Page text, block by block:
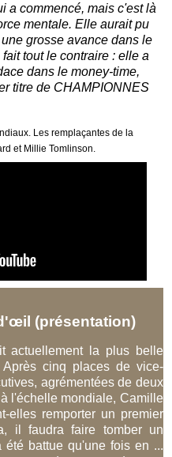
a commencé, mais c'est là
mentale. Elle aurait pu
grosse avance dans le
tout le contraire : elle a
dans le money-time,
titre de CHAMPIONNES
Les remplaçantes de la
et Millie Tomlinson.
(présentation)
actuellement la plus belle
cinq places de vice-
agrémentées de deux
l'échelle mondiale, Camille
elles remporter un premier
il faudra faire tomber un
été battue qu'une fois en ...